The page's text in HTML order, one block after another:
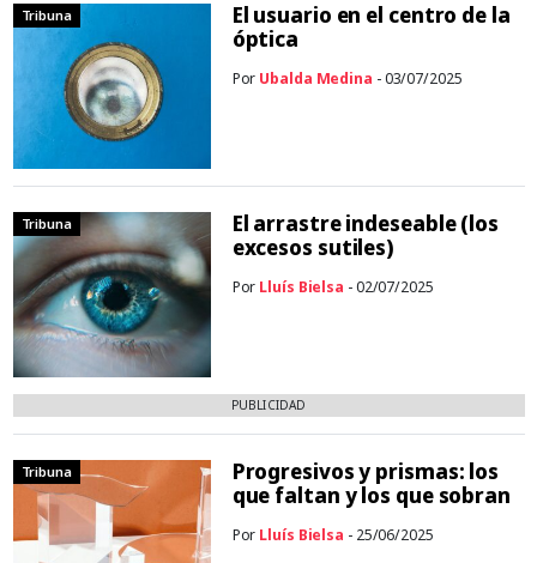
Tribuna
El usuario en el centro de la
óptica
Por Ubalda Medina - 03/07/2025
Tribuna
El arrastre indeseable (los
excesos sutiles)
Por Lluís Bielsa - 02/07/2025
PUBLICIDAD
Tribuna
Progresivos y prismas: los
que faltan y los que sobran
Por Lluís Bielsa - 25/06/2025